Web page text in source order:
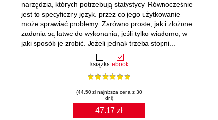
książka ebook
(44.50 zł najniższa cena z 30
dni)
47.17 zł
narzędzia, których potrzebują statystycy. Równocześnie
jest to specyficzny język, przez co jego użytkowanie
może sprawiać problemy. Zarówno proste, jak i złożone
zadania są łatwe do wykonania, jeśli tylko wiadomo, w
jaki sposób je zrobić. Jeżeli jednak trzeba stopni...